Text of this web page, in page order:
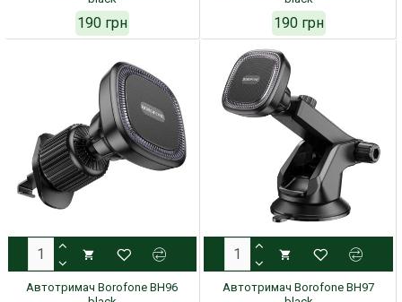
190 грн 190 грн
Автотримач Borofone BH96
Автотримач Borofone BH97